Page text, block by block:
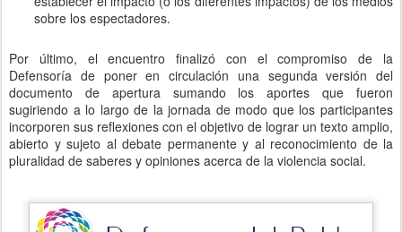
sobre los espectadores.
Por último, el encuentro finalizó con el compromiso de la
Defensoría de poner en circulación una segunda versión del
documento de apertura sumando los aportes que fueron
sugiriendo a lo largo de la jornada de modo que los participantes
incorporen sus reflexiones con el objetivo de lograr un texto amplio,
abierto y sujeto al debate permanente y al reconocimiento de la
pluralidad de saberes y opiniones acerca de la violencia social.